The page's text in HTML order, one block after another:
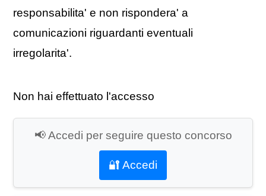
responsabilita' e non rispondera' a
comunicazioni riguardanti eventuali
irregolarita'.
Non hai effettuato l'accesso
📢 Accedi per seguire questo concorso
🔐 Accedi